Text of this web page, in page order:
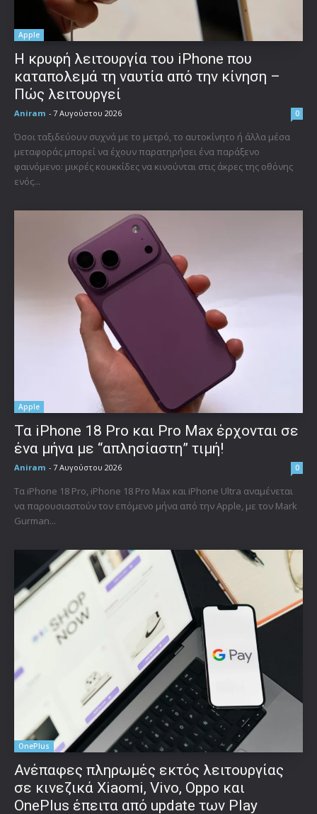
Apple
Η κρυφή λειτουργία του iPhone που
καταπολεμά τη ναυτία από την κίνηση –
Πώς λειτουργεί
Aniram - 7 Αυγούστου 2026 0
Όσοι ταξιδεύουν συχνά με το μετρό, το αυτοκίνητο ή άλλα μέσα
μεταφοράς μπορεί να έχουν παρατηρήσει ένα παράξενο
φαινόμενο: μικρές κουκκίδες να κινούνται στις άκρες της οθόνης
ενός...
Apple
Τα iPhone 18 Pro και Pro Max έρχονται σε
ένα μήνα με “απλησίαστη” τιμή!
Aniram - 7 Αυγούστου 2026 0
Τα iPhone 18 Pro, iPhone 18 Pro Max και iPhone Ultra αναμένεται
να παρουσιαστούν τον επόμενο μήνα από την Apple, με τον Mark
Gurman...
OnePlus
Ανέπαφες πληρωμές εκτός λειτουργίας
σε κινεζικά Xiaomi, Vivo, Oppo και
OnePlus έπειτα από update των Play